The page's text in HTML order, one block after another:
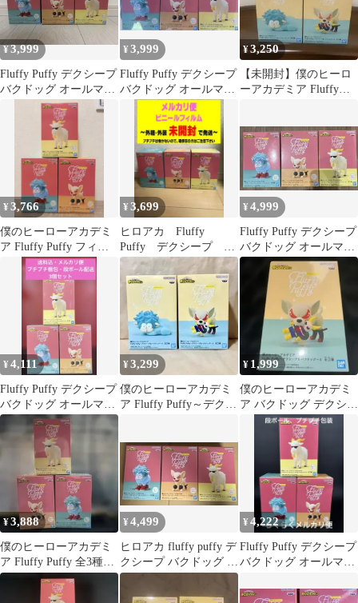
¥3,999
Fluffy Puffy デクシープ
バクドッグ オールマイ
ゴート 3体セット
¥3,999
Fluffy Puffy デクシープ
バクドッグ オールマイ
ゴート
¥3,250
【未開封】僕のヒーロ
ーアカデミア Fluffy
¥3,766
僕のヒーローアカデミ
ア Fluffy Puffy フィギ
ュア 3種
¥3,699
ヒロアカ Fluffy
Puffy デクシープ バ
クドッグ オールマイ
ゴート
¥4,999
Fluffy Puffy デクシープ
バクドッグ オールマイ
ゴート
¥4,111
Fluffy Puffy デクシープ
バクドッグ オールマイ
ゴート
¥3,299
僕のヒーローアカデミ
ア Fluffy Puffy～デクシ
¥ 1,999
僕のヒーローアカデミ
ア バクドッグ デクシー
プ Fluffy Puffy
¥3,888
僕のヒーローアカデミ
ア Fluffy Puffy 全3種セ
ット
¥4,499
ヒロアカ fluffy puffy デ
クシープ バクドッグ オ
ールマイゴート
¥4,222
Fluffy Puffy デクシープ
バクドッグ オールマイ